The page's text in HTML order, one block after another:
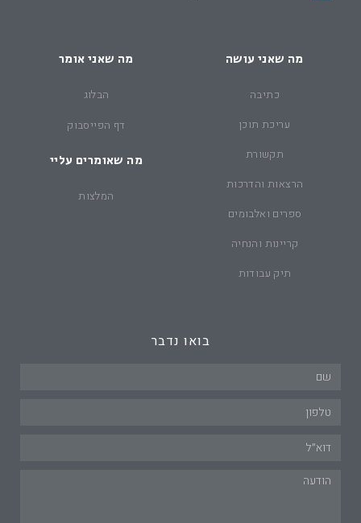
מה שאני עושה
כתיבה
עריכת תוכן
תקשורת
הרצאות והדרכות
ספרים ואלבומים
קריינות והנחיה
תיק עבודות
מה שאני אומר
הבלוג
דף הפייסבוק
מה שאומרים עליי
המלצות
בואו נדבר